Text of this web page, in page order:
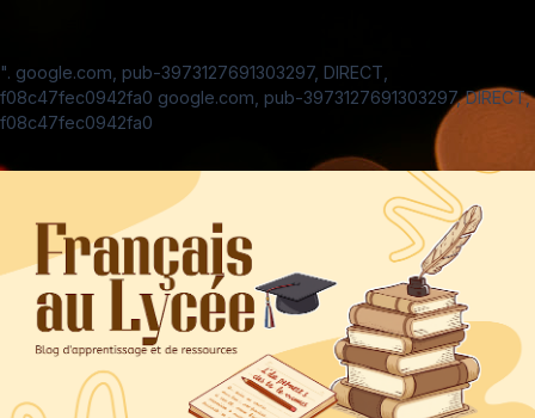
". google.com, pub-3973127691303297, DIRECT,
f08c47fec0942fa0 google.com, pub-3973127691303297, DIRECT,
f08c47fec0942fa0